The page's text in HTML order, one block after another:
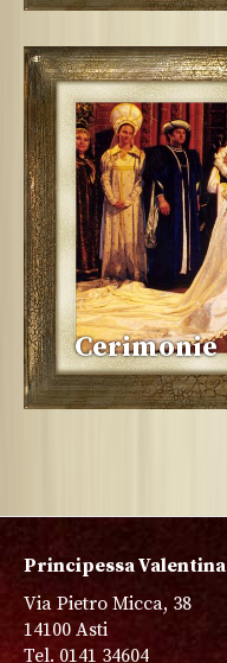
Cerimonie
Principessa Valentina
Via Pietro Micca, 38
14100 Asti
Tel. 0141 34604